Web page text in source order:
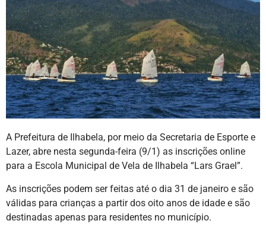
A Prefeitura de Ilhabela, por meio da Secretaria de Esporte e
Lazer, abre nesta segunda-feira (9/1) as inscrições online
para a Escola Municipal de Vela de Ilhabela “Lars Grael”.
As inscrições podem ser feitas até o dia 31 de janeiro e são
válidas para crianças a partir dos oito anos de idade e são
destinadas apenas para residentes no município.